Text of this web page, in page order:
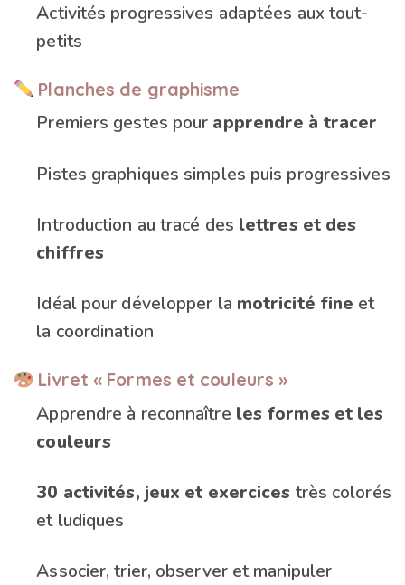
Activités progressives adaptées aux tout-
petits
Planches de graphisme
Premiers gestes pour apprendre à tracer
Pistes graphiques simples puis progressives
Introduction au tracé des lettres et des
chiffres
Idéal pour développer la motricité fine et
la coordination
Livret « Formes et couleurs »
Apprendre à reconnaître les formes et les
couleurs
30 activités, jeux et exercices très colorés
et ludiques
Associer, trier, observer et manipuler